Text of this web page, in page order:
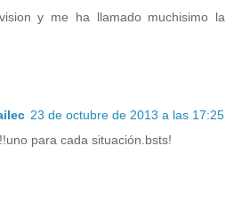
y me ha llamado muchisimo la
23 de octubre de 2013 a las 17:25
para cada situación.bsts!